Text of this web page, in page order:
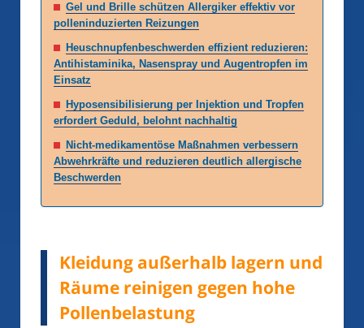
Gel und Brille schützen Allergiker effektiv vor
polleninduzierten Reizungen
Heuschnupfenbeschwerden effizient reduzieren:
Antihistaminika, Nasenspray und Augentropfen im
Einsatz
Hyposensibilisierung per Injektion und Tropfen
erfordert Geduld, belohnt nachhaltig
Nicht-medikamentöse Maßnahmen verbessern
Abwehrkräfte und reduzieren deutlich allergische
Beschwerden
Kleidung außerhalb lagern und
Räume reinigen gegen hohe
Pollenbelastung